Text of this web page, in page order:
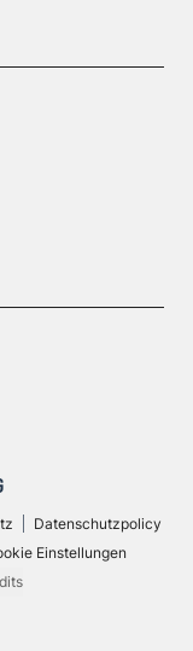
Datenschutzpolicy
Einstellungen